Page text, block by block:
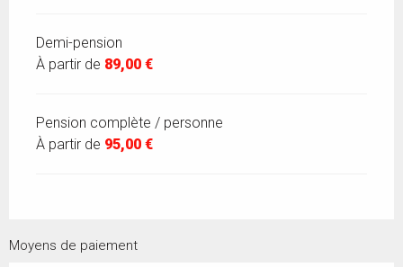
Demi-pension
À partir de 89,00 €
Pension complète / personne
À partir de 95,00 €
Moyens de paiement